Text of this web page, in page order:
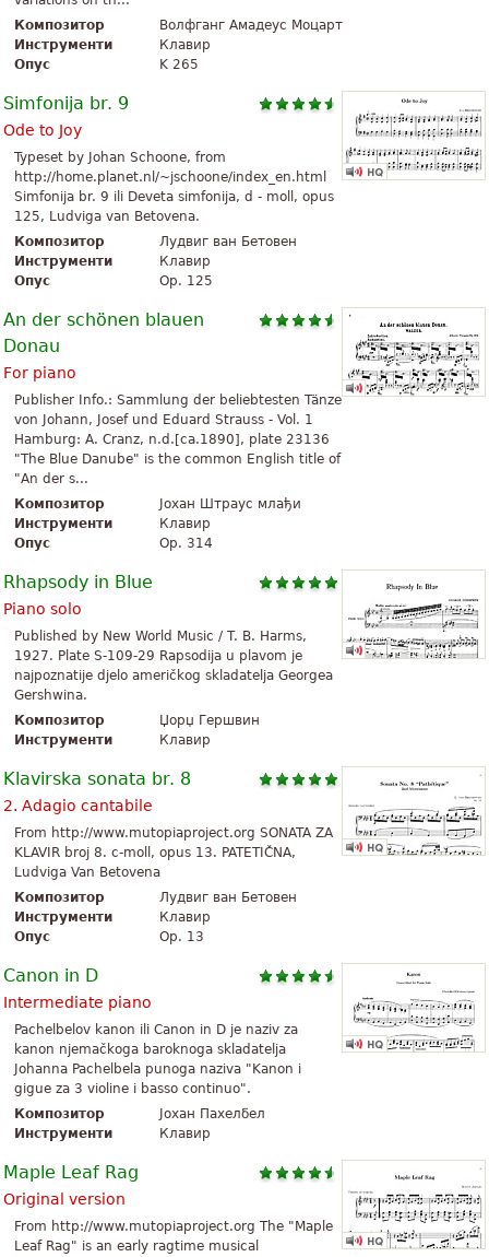
Композитор
Волфганг Амадеус Моцарт
Инструменти
Клавир
Опус
K 265
Simfonija br. 9
Ode to Joy
Typeset by Johan Schoone, from
http://home.planet.nl/~jschoone/index_en.html
Simfonija br. 9 ili Deveta simfonija, d - moll, opus
125, Ludviga van Betovena.
Композитор
Лудвиг ван Бетовен
Инструменти
Клавир
Опус
Op. 125
An der schönen blauen
Donau
For piano
Publisher Info.: Sammlung der beliebtesten Tänze
von Johann, Josef und Eduard Strauss - Vol. 1
Hamburg: A. Cranz, n.d.[ca.1890], plate 23136
"The Blue Danube" is the common English title of
"An der s...
Композитор
Јохан Штраус млађи
Инструменти
Клавир
Опус
Op. 314
Rhapsody in Blue
Piano solo
Published by New World Music / T. B. Harms,
1927. Plate S-109-29 Rapsodija u plavom je
najpoznatije djelo američkog skladatelja Georgea
Gershwina.
Композитор
Џорџ Гершвин
Инструменти
Клавир
Klavirska sonata br. 8
2. Adagio cantabile
From http://www.mutopiaproject.org SONATA ZA
KLAVIR broj 8. c-moll, opus 13. PATETIČNA,
Ludviga Van Betovena
Композитор
Лудвиг ван Бетовен
Инструменти
Клавир
Опус
Op. 13
Canon in D
Intermediate piano
Pachelbelov kanon ili Canon in D je naziv za
kanon njemačkoga baroknoga skladatelja
Johanna Pachelbela punoga naziva "Kanon i
gigue za 3 violine i basso continuo".
Композитор
Јохан Пахелбел
Инструменти
Клавир
Maple Leaf Rag
Original version
From http://www.mutopiaproject.org The "Maple
Leaf Rag" is an early ragtime musical